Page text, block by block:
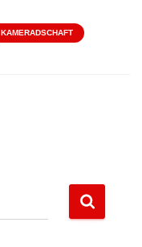
KAMERADSCHAFT